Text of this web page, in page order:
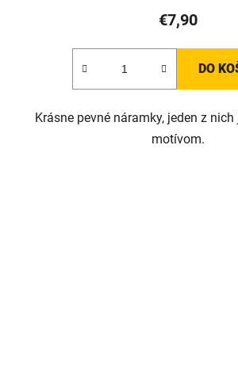
€7,90
DO
Krásne pevné náramky, jeden z
motívom.